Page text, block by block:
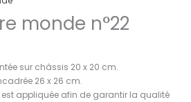
monde n°22
sur châssis 20 x 20 cm.
26 x 26 cm.
est appliquée afin de garantir la qualité